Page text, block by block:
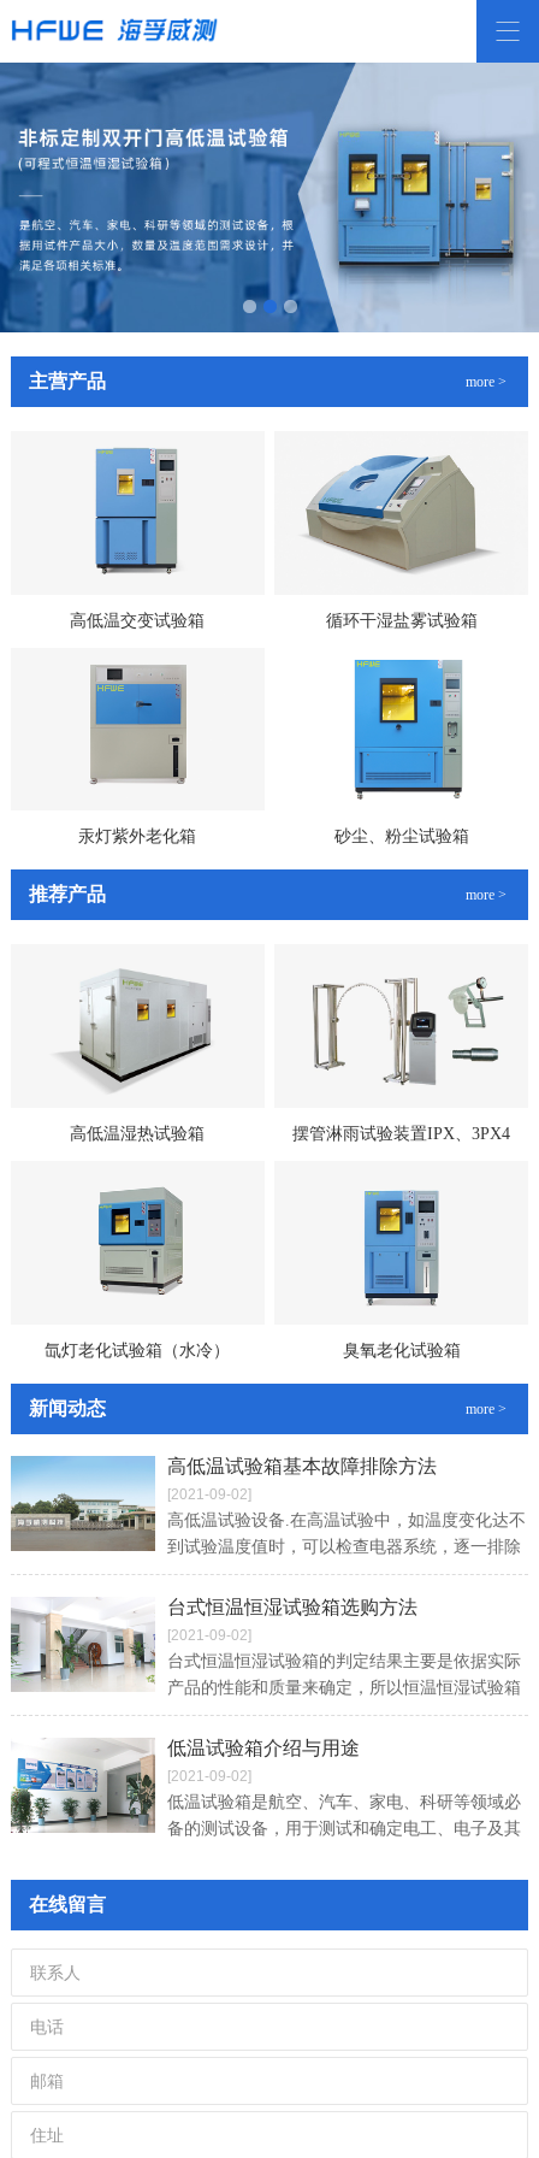
主营产品 more >
高低温交变试验箱 循环干湿盐雾试验箱
汞灯紫外老化箱 砂尘、粉尘试验箱
推荐产品 more >
高低温湿热试验箱 摆管淋雨试验装置IPX、3PX4
氙灯老化试验箱（水冷） 臭氧老化试验箱
新闻动态 more >
高低温试验箱基本故障排除方法
[2021-09-02]
高低温试验设备.在高温试验中，如温度变化达不
到试验温度值时，可以检查电器系统，逐一排除
故障。如温度升得很慢，就要查看风循环系统，
看一下风循环的调节挡板是否开启正常
台式恒温恒湿试验箱选购方法
[2021-09-02]
台式恒温恒湿试验箱的判定结果主要是依据实际
产品的性能和质量来确定，所以恒温恒湿试验箱
在实际生产中的判定结果是否正确，是保证产品
质量和确认其性能的关键。
低温试验箱介绍与用途
[2021-09-02]
低温试验箱是航空、汽车、家电、科研等领域必
备的测试设备，用于测试和确定电工、电子及其
度环境变化后的参数及性能，低温范围从0度
GB/T2423.2-2008低温试验标准。
在线留言